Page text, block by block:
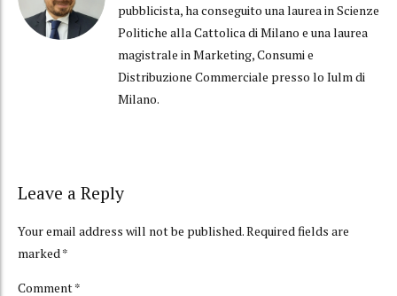
pubblicista, ha conseguito una laurea in Scienze
Politiche alla Cattolica di Milano e una laurea
magistrale in Marketing, Consumi e
Distribuzione Commerciale presso lo Iulm di
Milano.
Leave a Reply
Your email address will not be published. Required fields are
marked *
Comment*